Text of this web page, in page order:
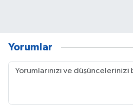
Yorumlar